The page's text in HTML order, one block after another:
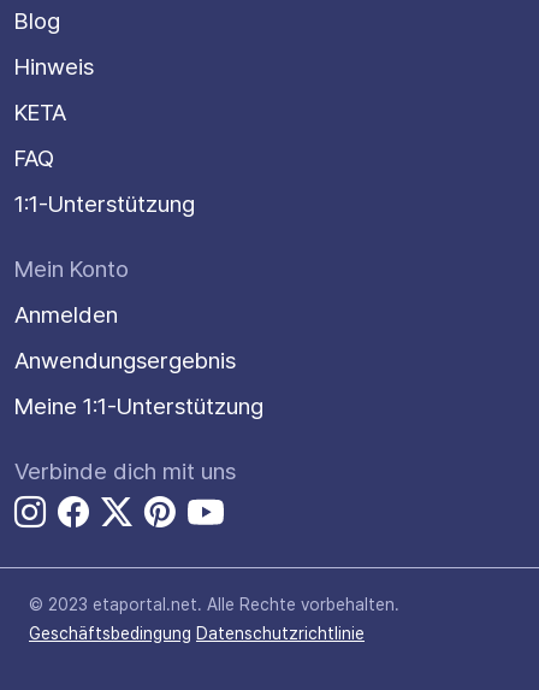
Blog
Hinweis
KETA
FAQ
1:1-Unterstützung
Mein Konto
Anmelden
Anwendungsergebnis
Meine 1:1-Unterstützung
Verbinde dich mit uns
© 2023 etaportal.net. Alle Rechte vorbehalten.
Geschäftsbedingung Datenschutzrichtlinie